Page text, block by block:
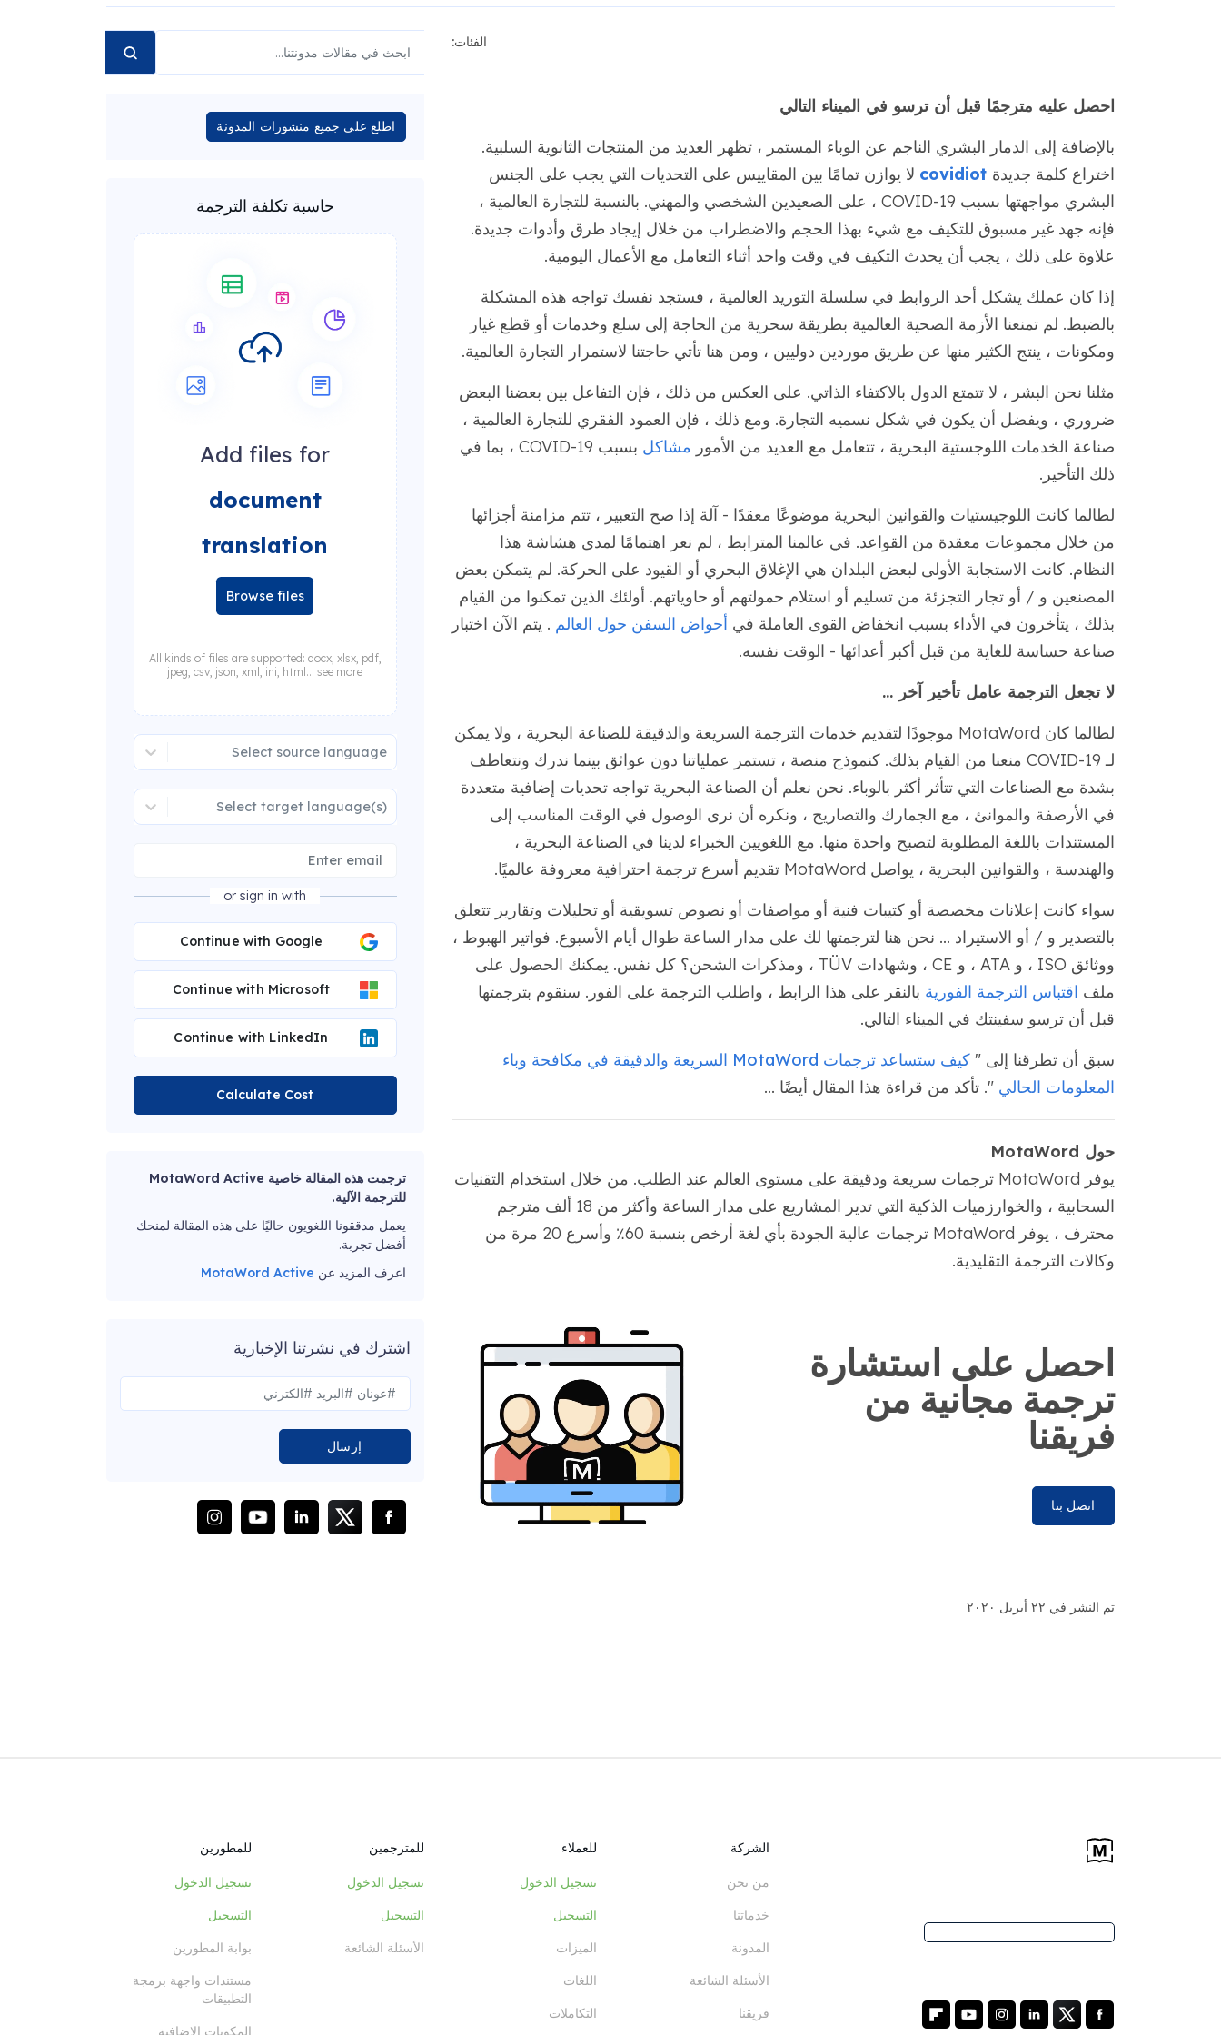
الفئات:
احصل عليه مترجمًا قبل أن ترسو في الميناء التالي
بالإضافة إلى الدمار البشري الناجم عن الوباء المستمر ، تظهر العديد من المنتجات الثانوية السلبية.
اختراع كلمة جديدة covidiot
لا يوازن تمامًا بين المقاييس على التحديات التي يجب على الجنس
البشري مواجهتها بسبب COVID-19 ، على الصعيدين الشخصي والمهني. بالنسبة للتجارة العالمية ،
فإنه جهد غير مسبوق للتكيف مع شيء بهذا الحجم والاضطراب من خلال إيجاد طرق وأدوات جديدة.
علاوة على ذلك ، يجب أن يحدث التكيف في وقت واحد أثناء التعامل مع الأعمال اليومية.
إذا كان عملك يشكل أحد الروابط في سلسلة التوريد العالمية ، فستجد نفسك تواجه هذه المشكلة
بالضبط. لم تمنعنا الأزمة الصحية العالمية بطريقة سحرية من الحاجة إلى سلع وخدمات أو قطع غيار
ومكونات ، ينتج الكثير منها عن طريق موردين دوليين ، ومن هنا تأتي حاجتنا لاستمرار التجارة العالمية.
مثلنا نحن البشر ، لا تتمتع الدول بالاكتفاء الذاتي. على العكس من ذلك ، فإن التفاعل بين بعضنا البعض
ضروري ، ويفضل أن يكون في شكل نسميه التجارة. ومع ذلك ، فإن العمود الفقري للتجارة العالمية ،
صناعة الخدمات اللوجستية البحرية ، تتعامل مع العديد من الأمور مشاكل
بسبب COVID-19 ، بما في
ذلك التأخير.
لطالما كانت اللوجيستيات والقوانين البحرية موضوعًا معقدًا - آلة إذا صح التعبير ، تتم مزامنة أجزائها
من خلال مجموعات معقدة من القواعد. في عالمنا المترابط ، لم نعر اهتمامًا لمدى هشاشة هذا
النظام. كانت الاستجابة الأولى لبعض البلدان هي الإغلاق البحري أو القيود على الحركة. لم يتمكن بعض
المصنعين و / أو تجار التجزئة من تسليم أو استلام حمولتهم أو حاوياتهم. أولئك الذين تمكنوا من القيام
بذلك ، يتأخرون في الأداء بسبب انخفاض القوى العاملة في أحواض السفن حول العالم . يتم الآن اختبار
صناعة حساسة للغاية من قبل أكبر أعدائها - الوقت نفسه.
لا تجعل الترجمة عامل تأخير آخر ...
لطالما كان MotaWord موجودًا لتقديم خدمات الترجمة السريعة والدقيقة للصناعة البحرية ، ولا يمكن
لـ COVID-19 منعنا من القيام بذلك. كنموذج منصة ، تستمر عملياتنا دون عوائق بينما ندرك ونتعاطف
بشدة مع الصناعات التي تتأثر أكثر بالوباء. نحن نعلم أن الصناعة البحرية تواجه تحديات إضافية متعددة
في الأرصفة والموانئ ، مع الجمارك والتصاريح ، ونكره أن نرى الوصول في الوقت المناسب إلى
المستندات باللغة المطلوبة لتصبح واحدة منها. مع اللغويين الخبراء لدينا في الصناعة البحرية ،
والهندسة ، والقوانين البحرية ، يواصل MotaWord تقديم أسرع ترجمة احترافية معروفة عالميًا.
سواء كانت إعلانات مخصصة أو كتيبات فنية أو مواصفات أو نصوص تسويقية أو تحليلات وتقارير تتعلق
بالتصدير و / أو الاستيراد ... نحن هنا لترجمتها لك على مدار الساعة طوال أيام الأسبوع. فواتير الهبوط ،
ووثائق ISO ، و ATA ، و CE ، وشهادات TÜV ، ومذكرات الشحن؟ كل نفس. يمكنك الحصول على
ملف اقتباس الترجمة الفورية بالنقر على هذا الرابط ، واطلب الترجمة على الفور. سنقوم بترجمتها
قبل أن ترسو سفينتك في الميناء التالي.
سبق أن تطرقنا إلى "
كيف ستساعد ترجمات MotaWord السريعة والدقيقة في مكافحة وباء
المعلومات الحالي ". تأكد من قراءة هذا المقال أيضًا ...
حول MotaWord
يوفر MotaWord ترجمات سريعة ودقيقة على مستوى العالم عند الطلب. من خلال استخدام التقنيات
السحابية ، والخوارزميات الذكية التي تدير المشاريع على مدار الساعة وأكثر من 18 ألف مترجم
محترف ، يوفر MotaWord ترجمات عالية الجودة بأي لغة أرخص بنسبة 60٪ وأسرع 20 مرة من
وكالات الترجمة التقليدية.
احصل على استشارة
ترجمة مجانية من
فريقنا
اتصل بنا
تم النشر في ٢٢ أبريل ٢٠٢٠
اطلع على جميع منشورات المدونة
حاسبة تكلفة الترجمة
Add files for
document
translation
Browse files
All kinds of files are supported: docx, xlsx, pdf,
jpeg, csv, json, xml, ini, html... see more
Select source language
Select target language(s)
or sign in with
Continue with Google
Continue with Microsoft
Continue with LinkedIn
Calculate Cost
ترجمت هذه المقالة خاصية MotaWord Active
للترجمة الآلية.
يعمل مدققونا اللغويون حاليًا على هذه المقالة لمنحك
أفضل تجربة.
اعرف المزيد عن MotaWord Active
اشترك في نشرتنا الإخبارية
إرسال
الشركة
من نحن
خدماتنا
المدونة
الأسئلة الشائعة
فريقنا
للعملاء
تسجيل الدخول
التسجيل
الميزات
اللغات
التكاملات
للمترجمين
تسجيل الدخول
التسجيل
الأسئلة الشائعة
للمطورين
تسجيل الدخول
التسجيل
بوابة المطورين
مستندات واجهة برمجة
التطبيقات
المكونات الإضافية